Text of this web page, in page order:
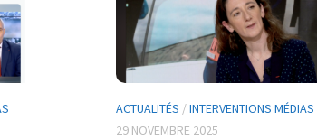
ACTUALITÉS /INTERVENTIONS MÉDIAS
29 NOVEMBRE 2025